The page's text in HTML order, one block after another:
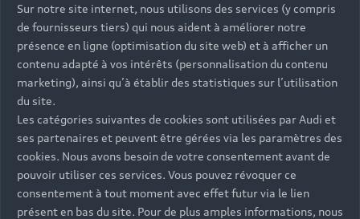
Sur notre site internet, nous utilisons des services (y compris
de fournisseurs tiers) qui nous aident à améliorer notre
présence en ligne (optimisation du site web) et à afficher un
contenu adapté à vos intérêts (personnalisation du contenu
marketing), ainsi qu’à établir des statistiques sur l’utilisation
du site.
Les catégories suivantes de cookies sont utilisées par Audi et
ses partenaires et peuvent être gérées via les paramètres des
cookies. Nous avons besoin de votre consentement avant de
pouvoir utiliser ces services. Vous pouvez révoquer ce
consentement à tout moment avec effet futur via le lien
présent en bas du site. Pour de plus amples informations, nous